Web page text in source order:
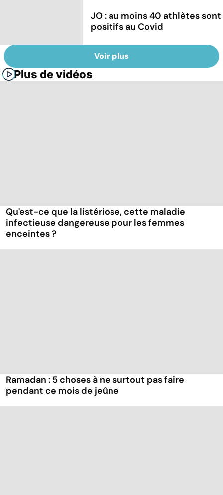
JO : au moins 40 athlètes sont
positifs au Covid
Voir plus
Plus de vidéos
Qu'est-ce que la listériose, cette maladie
infectieuse dangereuse pour les femmes
enceintes ?
Ramadan : 5 choses à ne surtout pas faire
pendant ce mois de jeûne